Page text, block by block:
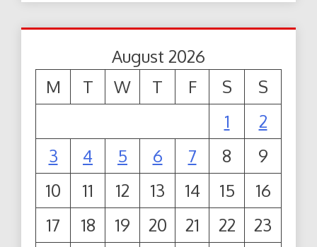
August 2026
M
T W T F S
S
1
2
3
4 5 6 7 8
9
10
11 12 13 14 15
16
17
18 19 20 21 22
23